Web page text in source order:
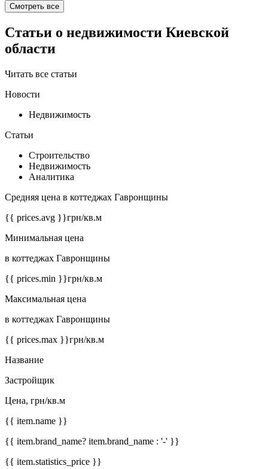
Смотреть все
Статьи о недвижимости Киевской
области
Читать все статьи
Новости
Недвижимость
Статьи
Строительство
Недвижимость
Аналитика
Средняя цена в коттеджах Гавронщины
{{ prices.avg }}грн/кв.м
Минимальная цена
в коттеджах Гавронщины
{{ prices.min }}грн/кв.м
Максимальная цена
в коттеджах Гавронщины
{{ prices.max }}грн/кв.м
Название
Застройщик
Цена, грн/кв.м
{{ item.name }}
{{ item.brand_name? item.brand_name : '-' }}
{{ item.statistics_price }}